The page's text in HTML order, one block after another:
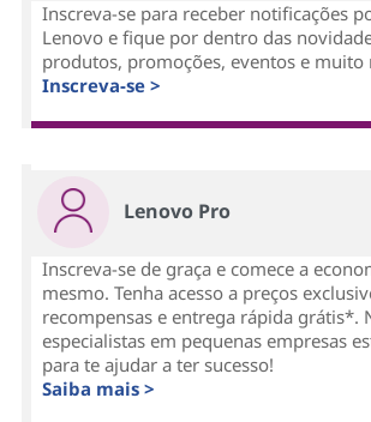
Inscreva-se para receber notificações
Lenovo e fique por dentro das
produtos, promoções, eventos e muito
Inscreva-se >
Lenovo Pro
Inscreva-se de graça e comece a
mesmo. Tenha acesso a preços
recompensas e entrega rápida grátis*.
especialistas em pequenas empresas
para te ajudar a ter sucesso!
Saiba mais >